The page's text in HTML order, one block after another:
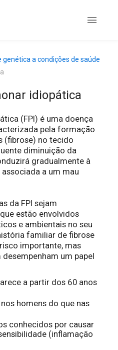
genética a condições de saúde
idiopática
(FPI) é uma doença
pela formação
(fibrose) no tecido
diminuição da
gradualmente à
a um mau
da FPI sejam
estão envolvidos
e ambientais no seu
familiar de fibrose
importante, mas
um papel
a partir dos 60 anos
homens do que nas
conhecidos por causar
(inflamação